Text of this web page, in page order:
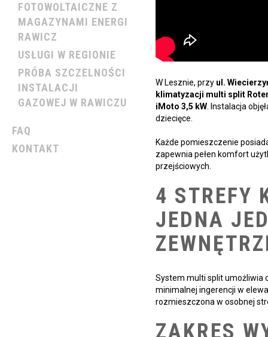
FOTOWOLTAICZNE Z
MAGAZYNAMI ENERGI
RAWICZ
USŁUGI W REGIONIE
PRÓBA SZCZELNOŚCI
INSTALACJI
GAZOWEJ W RAWICZU
FAQ
KONTAKT
W Lesznie, przy ul.
klimatyzacji multi split
iMoto 3,5 kW. Instalacja
dziecięce.
Każde pomieszczenie
zapewnia pełen komfort
przejściowych.
4 STREFY
JEDNA
System multi split umożliwia
minimalnej ingerencji w
rozmieszczona w osobnej
ZAKRES